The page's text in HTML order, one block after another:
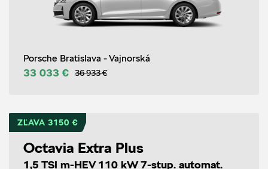
Porsche Bratislava - Vajnorská
33 033 € 36 933 €
ZĽAVA 3150 €
Octavia Extra Plus
1,5 TSI m-HEV 110 kW 7-stup. automat.